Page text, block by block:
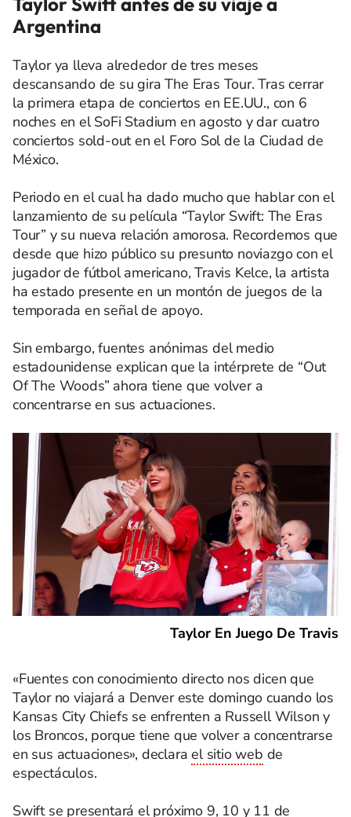
Argentina
Taylor ya lleva alrededor de tres meses
descansando de su gira The Eras Tour. Tras cerrar
la primera etapa de conciertos en EE.UU., con 6
noches en el SoFi Stadium en agosto y dar cuatro
conciertos sold-out en el Foro Sol de la Ciudad de
México.
Periodo en el cual ha dado mucho que hablar con el
lanzamiento de su película “Taylor Swift: The Eras
Tour” y su nueva relación amorosa. Recordemos que
desde que hizo público su presunto noviazgo con el
jugador de fútbol americano, Travis Kelce, la artista
ha estado presente en un montón de juegos de la
temporada en señal de apoyo.
Sin embargo, fuentes anónimas del medio
estadounidense explican que la intérprete de “Out
Of The Woods” ahora tiene que volver a
concentrarse en sus actuaciones.
Taylor En Juego De Travis
«Fuentes con conocimiento directo nos dicen que
Taylor no viajará a Denver este domingo cuando los
Kansas City Chiefs se enfrenten a Russell Wilson y
los Broncos, porque tiene que volver a concentrarse
en sus actuaciones», declarael sitio web de
espectáculos.
Swift se presentará el próximo 9, 10 y 11 de